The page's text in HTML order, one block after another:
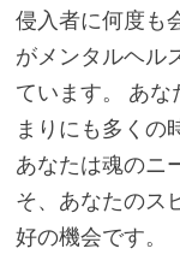
侵入者に何度も
がメンタルヘル
ています。 あ
まりにも多くの
あなたは魂のニ
そ、あなたのス
好の機会です。